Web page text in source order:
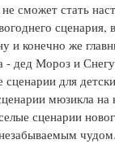
сможет стать
сценария,
и конечно же
- дед Мороз и
для
мюзикла
сценарии
чудом.